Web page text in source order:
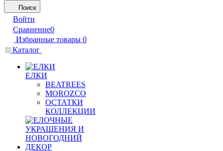
Поиск
Войти
Сравнение0
Избранные товары 0
Каталог
ЕЛКИ
BEATREES
MOROZCO
ОСТАТКИ
КОЛЛЕКЦИИ